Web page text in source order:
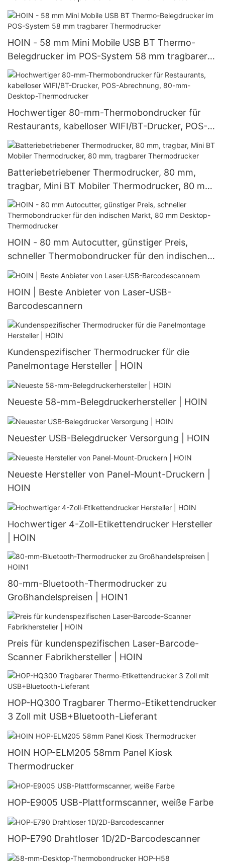
Barcode-Drucker
HOIN - 58 mm Mini Mobile USB BT Thermo-
Belegdrucker im POS-System 58 mm tragbarer
Thermodrucker
Hochwertiger 80-mm-Thermobondrucker für
Restaurants, kabelloser WIFI/BT-Drucker, POS-
Abrechnung, 80-mm-Desktop-Thermodrucker
Batteriebetriebener Thermodrucker, 80 mm,
tragbar, Mini BT Mobiler Thermodrucker, 80 mm,
tragbarer Thermodrucker
HOIN - 80 mm Autocutter, günstiger Preis,
schneller Thermobondrucker für den indischen
Markt, 80 mm Desktop-Thermodrucker
HOIN | Beste Anbieter von Laser-USB-
Barcodescannern
Kundenspezifischer Thermodrucker für die
Panelmontage Hersteller | HOIN
Neueste 58-mm-Belegdruckerhersteller | HOIN
Neuester USB-Belegdrucker Versorgung | HOIN
Neueste Hersteller von Panel-Mount-Druckern |
HOIN
Hochwertiger 4-Zoll-Etikettendrucker Hersteller
| HOIN
80-mm-Bluetooth-Thermodrucker zu
Großhandelspreisen | HOIN1
Preis für kundenspezifischen Laser-Barcode-
Scanner Fabrikhersteller | HOIN
HOP-HQ300 Tragbarer Thermo-Etikettendrucker
3 Zoll mit USB+Bluetooth-Lieferant
HOIN HOP-ELM205 58mm Panel Kiosk
Thermodrucker
HOP-E9005 USB-Plattformscanner, weiße Farbe
HOP-E790 Drahtloser 1D/2D-Barcodescanner